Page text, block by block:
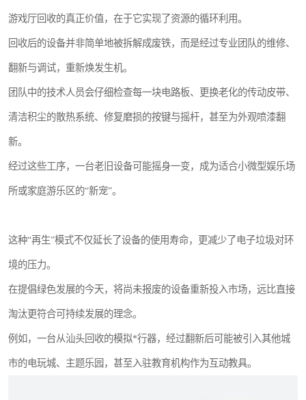
游戏厅回收的真正价值，在于它实现了资源的循环利用。
回收后的设备并非简单地被拆解成废铁，而是经过专业团队的维修、
翻新与调试，重新焕发生机。
团队中的技术人员会仔细检查每一块电路板、更换老化的传动皮带、
清洁积尘的散热系统、修复磨损的按键与摇杆，甚至为外观喷漆翻
新。
经过这些工序，一台老旧设备可能摇身一变，成为适合小微型娱乐场
所或家庭游乐区的“新宠”。
这种“再生”模式不仅延长了设备的使用寿命，更减少了电子垃圾对环
境的压力。
在提倡绿色发展的今天，将尚未报废的设备重新投入市场，远比直接
淘汰更符合可持续发展的理念。
例如，一台从汕头回收的模拟*行器，经过翻新后可能被引入其他城
市的电玩城、主题乐园，甚至入驻教育机构作为互动教具。